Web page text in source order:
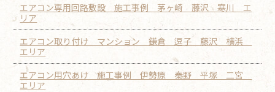
エアコン専用回路敷設 施工事例 茅ヶ崎 藤沢 寒川 エ
リア
エアコン取り付け マンション 鎌倉 逗子 藤沢 横浜
エリア
エアコン用穴あけ 施工事例 伊勢原 秦野 平塚 二宮
エリア